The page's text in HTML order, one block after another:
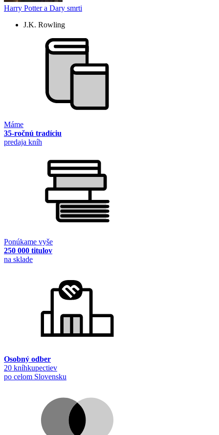
Harry Potter a Dary smrti
J.K. Rowling
Máme
35-ročnú tradíciu
predaja kníh
Ponúkame vyše
250 000 titulov
na sklade
Osobný odber
20 kníhkupectiev
po celom Slovensku